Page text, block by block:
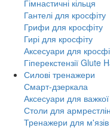
Гімнастичні кільця
Гантелі для кросфіту
Грифи для кросфіту
Гирі для кросфіту
Аксесуари для
Гіперекстензії
Силові тренажери
Смарт-дзеркала
Аксесуари для
Столи для
Тренажери для м'язів